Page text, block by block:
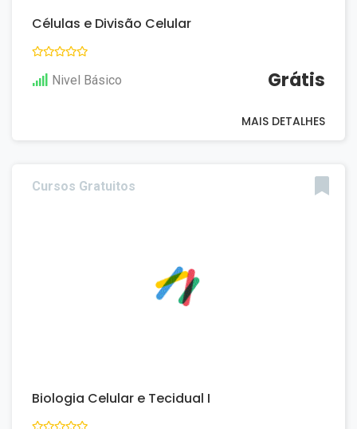
Células e Divisão Celular
Nivel Básico Grátis
MAIS DETALHES
Cursos Gratuitos
Biologia Celular e Tecidual I